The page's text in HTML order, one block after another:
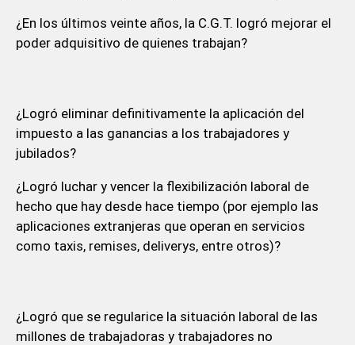
¿En los últimos veinte años, la C.G.T. logró mejorar el
poder adquisitivo de quienes trabajan?
¿Logró eliminar definitivamente la aplicación del
impuesto a las ganancias a los trabajadores y
jubilados?
¿Logró luchar y vencer la flexibilización laboral de
hecho que hay desde hace tiempo (por ejemplo las
aplicaciones extranjeras que operan en servicios
como taxis, remises, deliverys, entre otros)?
¿Logró que se regularice la situación laboral de las
millones de trabajadoras y trabajadores no